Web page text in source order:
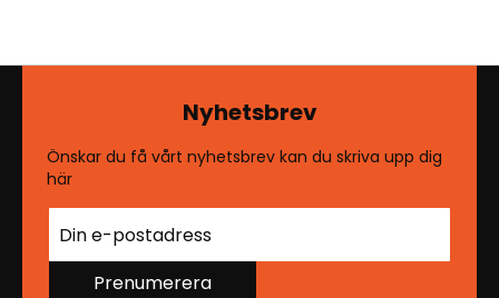
Nyhetsbrev
Önskar du få vårt nyhetsbrev kan du skriva upp dig
här
Prenumerera